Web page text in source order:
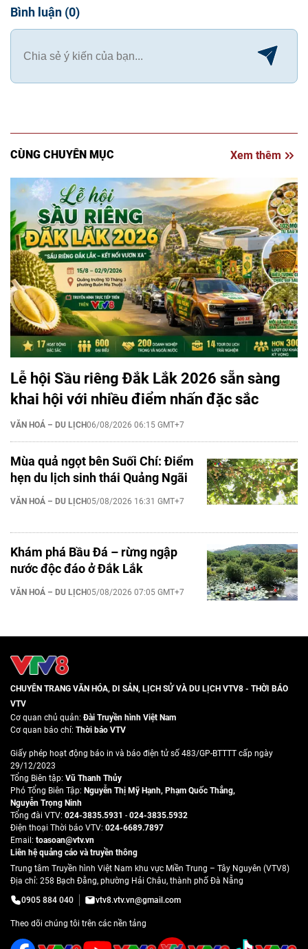
Bình luận (0)
CÙNG CHUYÊN MỤC Xem thêm
Lễ hội Sầu riêng Đắk Lắk 2026 sẵn sàng
khai hội với nhiều điểm nhấn đặc sắc
VĂN HOÁ – DU LỊCH06/08/2026 06:15 GMT+7
Mùa quả ngọt bên Suối Chí: Điểm
hẹn du lịch sinh thái Quảng Ngãi
VĂN HOÁ – DU LỊCH05/08/2026 16:31 GMT+7
Khám phá Bầu Đá – rừng ngập
nước độc đáo ở Đắk Lắk
VĂN HOÁ – DU LỊCH05/08/2026 07:05 GMT+7
CHUYÊN TRANG VĂN HÓA, DI SẢN, LỊCH SỬ VÀ DU LỊCH VTV8 - THỜI BÁO
VTV
Cơ quan chủ quản:Đài Truyền hình Việt Nam
Cơ quan báo chí: Thời báo VTV
Giấy phép hoạt động báo in và báo điện tử số 483/GP-BTTTT cấp ngày
29/12/2023
Tổng Biên tập: Vũ Thanh Thủy
Phó Tổng Biên Tập: Nguyễn Thị Mỹ Hạnh, Phạm Quốc Thắng,
Nguyễn Trọng Ninh
Tổng đài VTV: 024-3835.5931 - 024-3835.5932
Ðiện thoại Thời báo VTV: 024-6689.7897
Email: toasoan@vtv.vn
Liên hệ quảng cáo và truyền thông
Trung tâm Truyền hình Việt Nam khu vực Miền Trung – Tây Nguyên (VTV8)
Địa chỉ: 258 Bạch Đằng, phường Hải Châu, thành phố Đà Nẵng
0905 884 040
vtv8.vtv.vn@gmail.com
Theo dõi chúng tôi trên các nền tảng